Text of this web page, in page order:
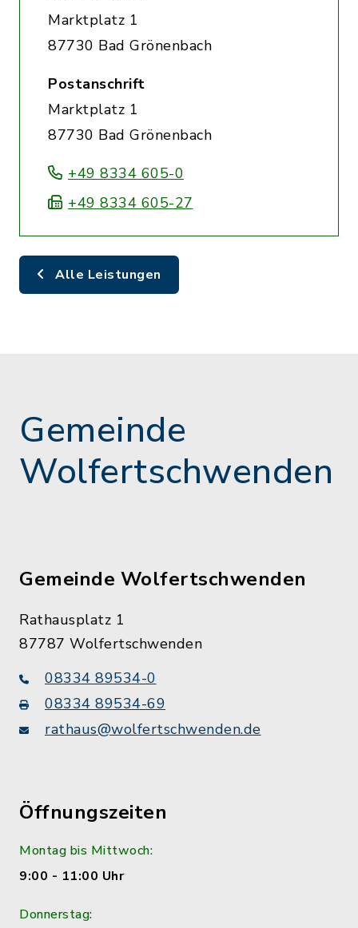
Marktplatz 1
87730 Bad Grönenbach
Postanschrift
Marktplatz 1
87730 Bad Grönenbach
+49 8334 605-0
+49 8334 605-27
Alle Leistungen
Gemeinde
Wolfertschwenden
Gemeinde Wolfertschwenden
Rathausplatz 1
87787 Wolfertschwenden
08334 89534-0
08334 89534-69
rathaus@wolfertschwenden.de
Öffnungszeiten
Montag bis Mittwoch:
9:00 - 11:00 Uhr
Donnerstag: